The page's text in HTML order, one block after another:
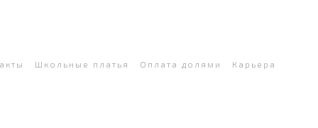
Школьные платья Оплата долями Карьера